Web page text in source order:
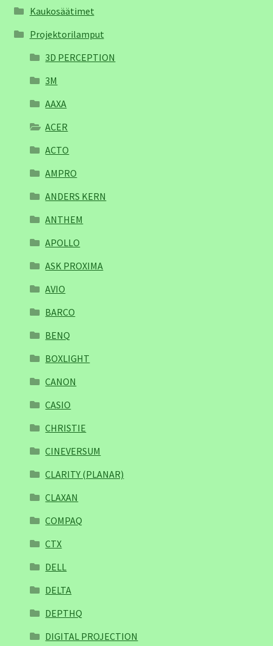
Kaukosäätimet
Projektorilamput
3D PERCEPTION
3M
AAXA
ACER
ACTO
AMPRO
ANDERS KERN
ANTHEM
APOLLO
ASK PROXIMA
AVIO
BARCO
BENQ
BOXLIGHT
CANON
CASIO
CHRISTIE
CINEVERSUM
CLARITY (PLANAR)
CLAXAN
COMPAQ
CTX
DELL
DELTA
DEPTHQ
DIGITAL PROJECTION